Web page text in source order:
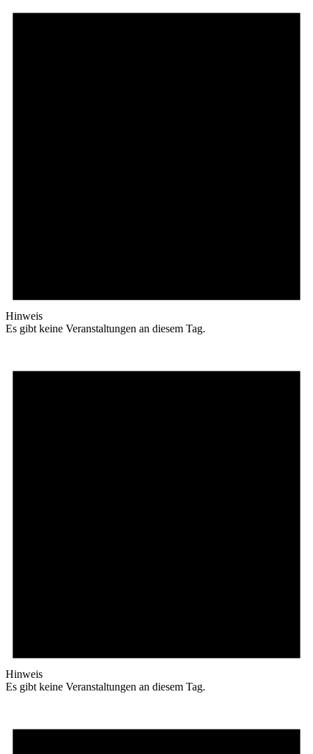
Hinweis
Es gibt keine Veranstaltungen an diesem Tag.
Hinweis
Es gibt keine Veranstaltungen an diesem Tag.